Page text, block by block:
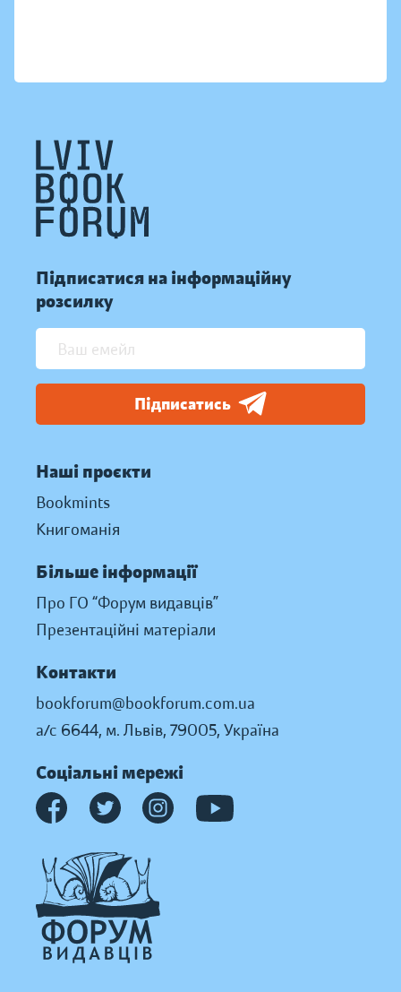
Підписатися на інформаційну
розсилку
Підписатись
Наші проєкти
Bookmints
Книгоманія
Більше інформації
Про ГО “Форум видавців”
Презентаційні матеріали
Контакти
bookforum@bookforum.com.ua
а/с 6644, м. Львів, 79005, Україна
Соціальні мережі